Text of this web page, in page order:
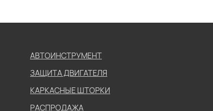
АВТОИНСТРУМЕНТ
ЗАЩИТА ДВИГАТЕЛЯ
КАРКАСНЫЕ ШТОРКИ
РАСПРОДАЖА